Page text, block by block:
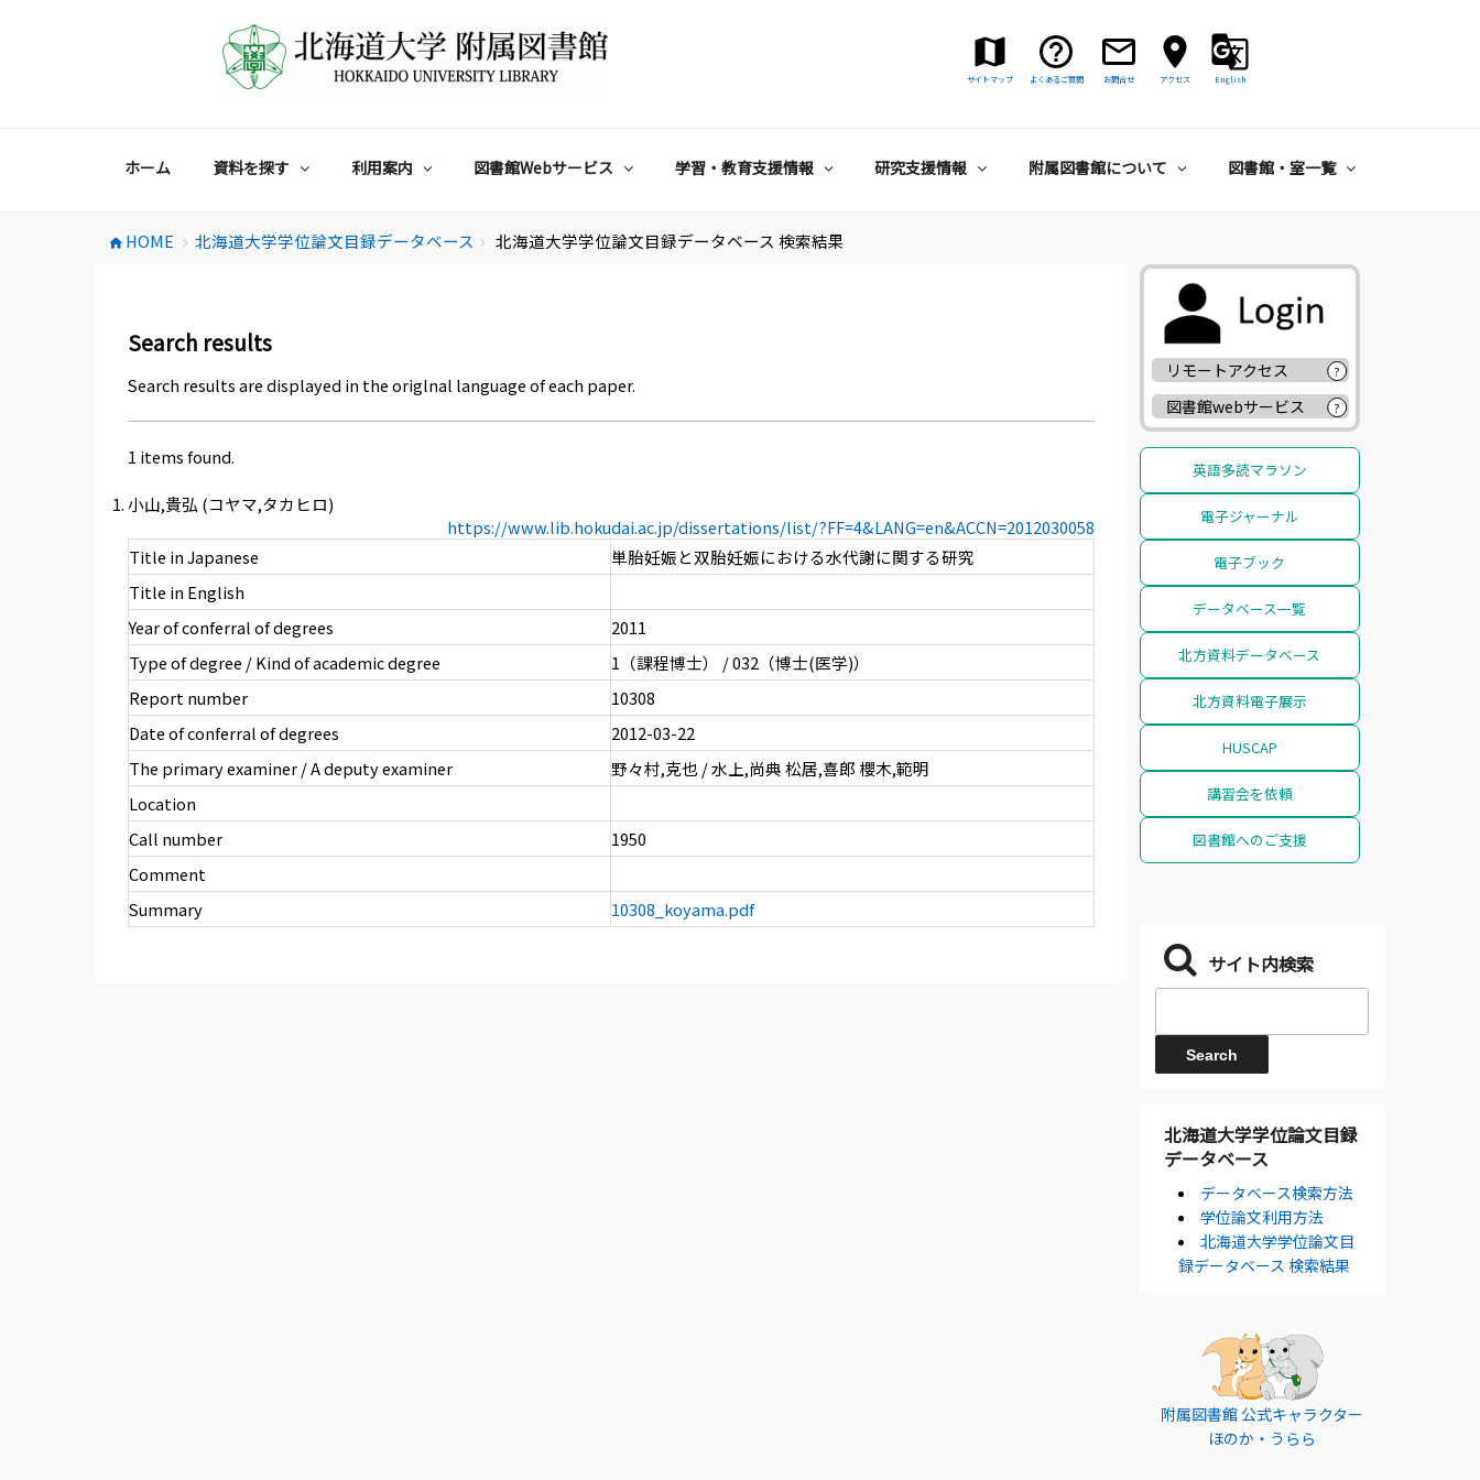
サイトマップ よくあるご質問 お問合せ アクセス English
ホーム 資料を探す 利用案内 図書館Webサービス 学習・教育支援情報 研究支援情報 附属図書館について 図書館・室一覧
home HOME chevron_right 北海道大学学位論文目録データベース chevron_right 北海道大学学位論文目録データベース 検索結果
Search results
Search results are displayed in the origlnal language of each paper.
1 items found.
小山,貴弘 (コヤマ,タカヒロ)
https://www.lib.hokudai.ac.jp/dissertations/list/?FF=4&LANG=en&ACCN=2012030058
Title in Japanese
単胎妊娠と双胎妊娠における水代謝に関する研究
Title in English
Year of conferral of degrees
2011
Type of degree / Kind of academic degree
1（課程博士） / 032（博士(医学)）
Report number
10308
Date of conferral of degrees
2012-03-22
The primary examiner / A deputy examiner
野々村,克也 / 水上,尚典 松居,喜郎 櫻木,範明
Location
Call number
1950
Comment
Summary
10308_koyama.pdf
リモートアクセス ?
図書館webサービス ?
英語多読マラソン
電子ジャーナル
電子ブック
データベース一覧
北方資料データベース
北方資料電子展示
HUSCAP
講習会を依頼
図書館へのご支援
サイト内検索
北海道大学学位論文目録
データベース
データベース検索方法
学位論文利用方法
北海道大学学位論文目
録データベース 検索結果
附属図書館 公式キャラクター
ほのか・うらら